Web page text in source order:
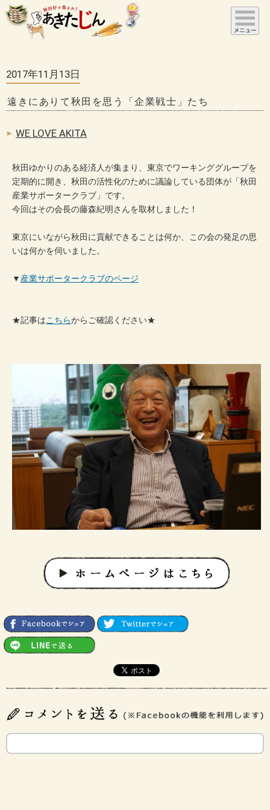
2017年11月13日
遠きにありて秋田を思う「企業戦士」たち
WE LOVE AKITA
秋田ゆかりのある経済人が集まり、東京でワーキンググループを
定期的に開き、秋田の活性化のために議論している団体が「秋田
産業サポータークラブ」です。
今回はその会長の藤森紀明さんを取材しました！
東京にいながら秋田に貢献できることは何か、この会の発足の思
いは何かを伺いました。
▼ 産業サポータークラブのページ
★記事はこちらからご確認ください★